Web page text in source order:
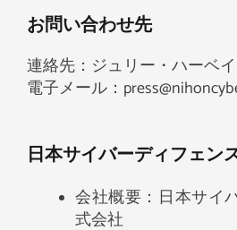
お問い合わせ先​
連絡先：ジュリー・ハーベ
電子メール：
日本サイバーディフェン
会社概要：日本サイ
式会社